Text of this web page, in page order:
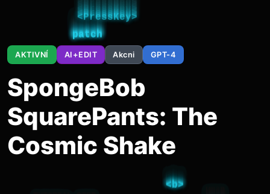
AKTIVNÍ AI+EDIT Akcni GPT-4
SpongeBob
SquarePants: The
Cosmic Shake